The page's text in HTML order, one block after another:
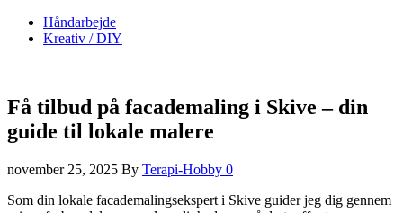
Håndarbejde
Kreativ / DIY
Få tilbud på facademaling i Skive – din
guide til lokale malere
november 25, 2025 By Terapi-Hobby 0
Som din lokale facademalingsekspert i Skive guider jeg dig gennem